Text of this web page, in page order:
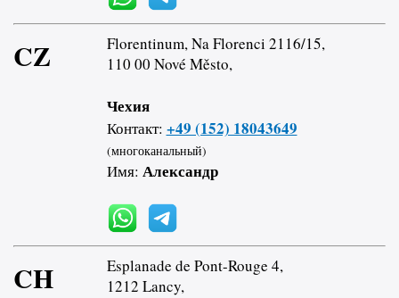
CZ
Florentinum, Na Florenci 2116/15,
110 00 Nové Město,
Чехия
Контакт: +49 (152) 18043649
(многоканальный)
Имя: Александр
CH
Esplanade de Pont-Rouge 4,
1212 Lancy,